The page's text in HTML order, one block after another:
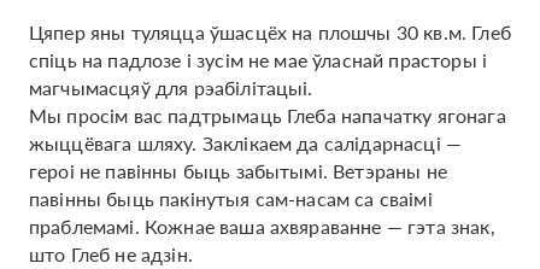
Цяпер яны туляцца ўшасцёх на плошчы 30 кв.м. Глеб
спіць на падлозе і зусім не мае ўласнай прасторы і
магчымасцяў для рэабілітацыі.
Мы просім вас падтрымаць Глеба напачатку ягонага
жыццёвага шляху. Заклікаем да салідарнасці —
героі не павінны быць забытымі. Ветэраны не
павінны быць пакінутыя сам-насам са сваімі
праблемамі. Кожнае ваша ахвяраванне — гэта знак,
што Глеб не адзін.